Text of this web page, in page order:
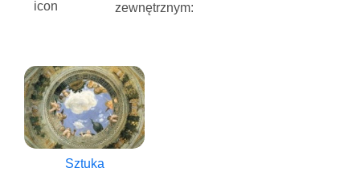
zewnętrznym:
Sztuka